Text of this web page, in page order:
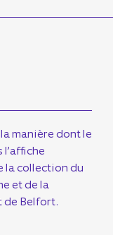
manière dont le
la collection du
et de la
de Belfort.